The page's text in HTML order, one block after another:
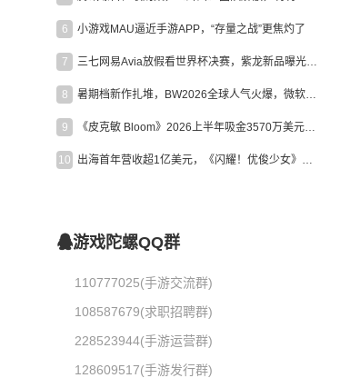
6 小游戏MAU逼近手游APP，“存量之战”更焦灼了
7 三七网易Avia放假看世界杯决赛，紫龙新品曝光，米哈游新作上线 | 陀螺周报
8 暑期档新作扎堆，BW2026全球人气火爆，微软XBOX大裁员|陀螺周报
9 《皮克敏 Bloom》2026上半年吸金3570万美元，中国台湾成最大市场
10 出海首年营收超1亿美元，《闪耀！优俊少女》美国市场占比达七成
游戏陀螺QQ群
110777025(手游交流群)
108587679(求职招聘群)
228523944(手游运营群)
128609517(手游发行群)